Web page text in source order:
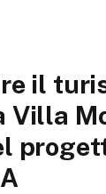
il
Villa